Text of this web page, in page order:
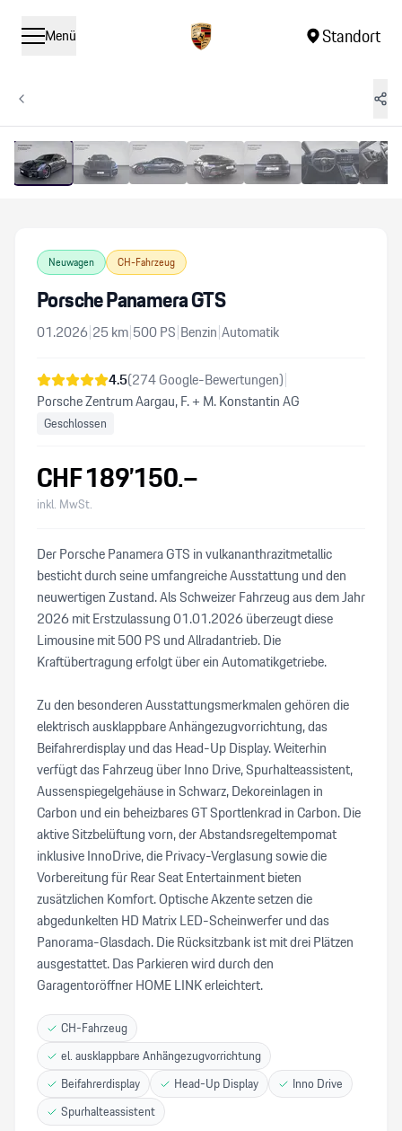
Menü Standort
Neuwagen CH-Fahrzeug
Porsche Panamera GTS
01.2026|25km|500PS|Benzin|Automatik
4.5(274Google-Bewertungen)|
Porsche Zentrum Aargau, F. + M. Konstantin AG
Geschlossen
CHF189’150.–
inkl. MwSt.
Der Porsche Panamera GTS in vulkananthrazitmetallic
besticht durch seine umfangreiche Ausstattung und den
neuwertigen Zustand. Als Schweizer Fahrzeug aus dem Jahr
2026 mit Erstzulassung 01.01.2026 überzeugt diese
Limousine mit 500 PS und Allradantrieb. Die
Kraftübertragung erfolgt über ein Automatikgetriebe.
Zu den besonderen Ausstattungsmerkmalen gehören die
elektrisch ausklappbare Anhängezugvorrichtung, das
Beifahrerdisplay und das Head-Up Display. Weiterhin
verfügt das Fahrzeug über Inno Drive, Spurhalteassistent,
Aussenspiegelgehäuse in Schwarz, Dekoreinlagen in
Carbon und ein beheizbares GT Sportlenkrad in Carbon. Die
aktive Sitzbelüftung vorn, der Abstandsregeltempomat
inklusive InnoDrive, die Privacy-Verglasung sowie die
Vorbereitung für Rear Seat Entertainment bieten
zusätzlichen Komfort. Optische Akzente setzen die
abgedunkelten HD Matrix LED-Scheinwerfer und das
Panorama-Glasdach. Die Rücksitzbank ist mit drei Plätzen
ausgestattet. Das Parkieren wird durch den
Garagentoröffner HOME LINK erleichtert.
CH-Fahrzeug
el. ausklappbare Anhängezugvorrichtung
Beifahrerdisplay
Head-Up Display
Inno Drive
Spurhalteassistent